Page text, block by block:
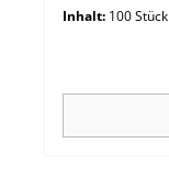
Inhalt: 100 Stück